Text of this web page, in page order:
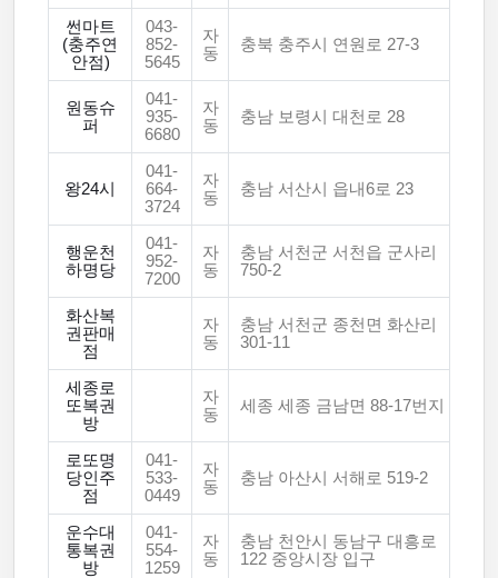
썬마트
(충주연
안점)
043-
852-
5645
자
동
충북 충주시 연원로 27-3
원동슈
퍼
041-
935-
6680
자
동
충남 보령시 대천로 28
왕24시
041-
664-
3724
자
동
충남 서산시 읍내6로 23
행운천
하명당
041-
952-
7200
자
동
충남 서천군 서천읍 군사리
750-2
화산복
권판매
점
자
동
충남 서천군 종천면 화산리
301-11
세종로
또복권
방
자
동
세종 세종 금남면 88-17번지
로또명
당인주
점
041-
533-
0449
자
동
충남 아산시 서해로 519-2
운수대
통복권
방
041-
554-
1259
자
동
충남 천안시 동남구 대흥로
122 중앙시장 입구